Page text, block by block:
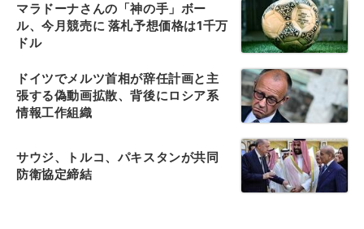
マラドーナさんの「神の手」ボー
ル、今月競売に 落札予想価格は1千万
ドル
ドイツでメルツ首相が辞任計画と主
張する偽動画拡散、背後にロシア系
情報工作組織
サウジ、トルコ、パキスタンが共同
防衛協定締結